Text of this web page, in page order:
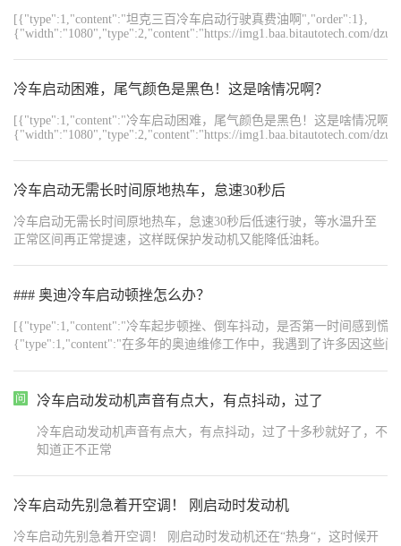
便充分磨合发动机。 •受制造条件限制，新轮胎的附着性能尚未处于
最佳状态，前300km请谨慎行车。 •行驶约500km后，制动盘和制动
摩擦块才能达到理想的磨损和承载性能，尽量避免紧急停车，特别
建议到正规加油站加注燃油。 《刹车系统需要磨合，切忌时常紧急
[{"type":1,"content":"坦克三百冷车启动行驶真费油啊","order":1},
{"width":"1080","type":2,"content":"https://img1.baa.bitautotech.com/
冷车启动困难，尾气颜色是黑色！这是啥情况啊？
[{"type":1,"content":"冷车启动困难，尾气颜色是黑色！这是啥情况啊
{"width":"1080","type":2,"content":"https://img1.baa.bitautotech.com/
冷车启动无需长时间原地热车，怠速30秒后
冷车启动无需长时间原地热车，怠速30秒后低速行驶，等水温升至
正常区间再正常提速，这样既保护发动机又能降低油耗。
### 奥迪冷车启动顿挫怎么办？
[{"type":1,"content":"冷车起步顿挫、倒车抖动，是否第一时间感到
{"type":1,"content":"在多年的奥迪维修工作中，我遇到了许多因这些
味着变速箱内部零件损坏。
题。
进行系统检测！
件引起。很多时候，一个简单的软件升级就能避免几万元的高额维
{"width":"1080","type":2,"content":"https://img1.baa.bitautotech.com/
冷车启动发动机声音有点大，有点抖动，过了
冷车启动发动机声音有点大，有点抖动，过了十多秒就好了，不
知道正不正常
冷车启动先别急着开空调！ 刚启动时发动机
冷车启动先别急着开空调！ 刚启动时发动机还在“热身“，这时候开